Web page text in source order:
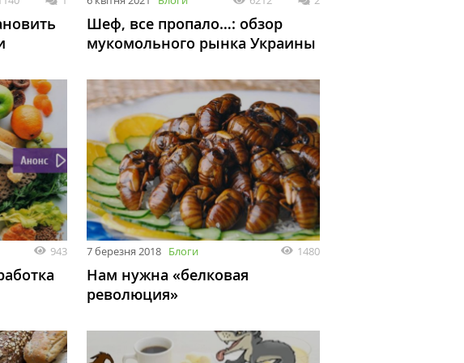
Шеф, все пропало…: обзор
мукомольного рынка Украины
943 7 березня 2018 Блоги 1480
Нам нужна «белковая
революция»